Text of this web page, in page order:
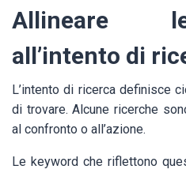
Allineare
all’intento di
L’intento di ricerca definisce
di trovare. Alcune ricerche
al confronto o all’azione.
Le keyword che riflettono